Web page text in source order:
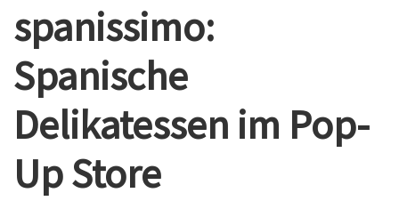
spanissimo:
Spanische
Delikatessen im Pop-
Up Store